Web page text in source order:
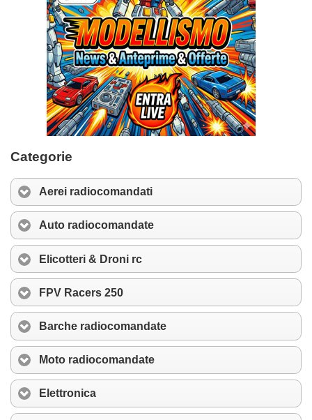
Categorie
Aerei radiocomandati
Auto radiocomandate
Elicotteri & Droni rc
FPV Racers 250
Barche radiocomandate
Moto radiocomandate
Elettronica